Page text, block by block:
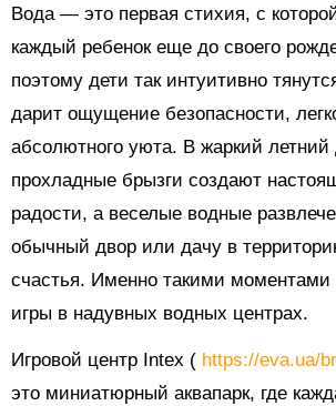
Вода — это первая стихия, с
каждый ребенок еще до своего
поэтому дети так интуитивно
дарит ощущение безопасности,
абсолютного уюта. В жаркий летний
прохладные брызги создают
радости, а веселые водные
обычный двор или дачу в
счастья. Именно такими моментами
игры в надувных водных центрах.
Игровой центр Intex ( https://eva.ua/
это миниатюрный аквапарк, где